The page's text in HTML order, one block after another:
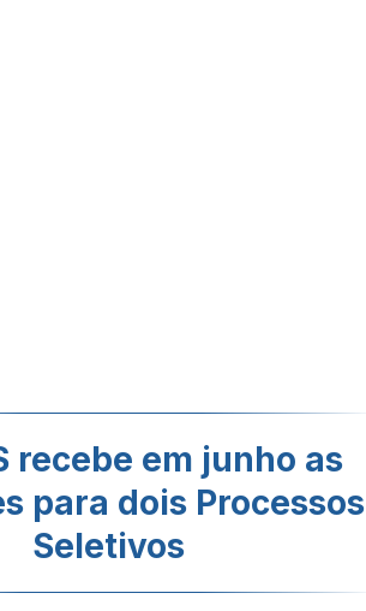
recebe em junho as
para dois Processos
Seletivos